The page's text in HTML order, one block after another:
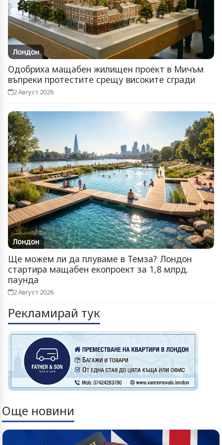
Лондон
Одобриха мащабен жилищен проект в Мичъм
въпреки протестите срещу високите сгради
2 Август 2026
Лондон
Ще можем ли да плуваме в Темза? Лондон
стартира мащабен екопроект за 1,8 млрд.
паунда
2 Август 2026
Рекламирай тук
Още новини